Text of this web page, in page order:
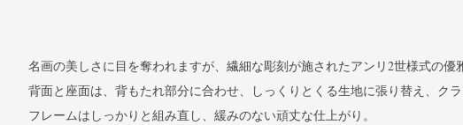
名画の美しさに目を奪われますが、繊細な彫刻が施されたアンリ2世様式の優
背面と座面は、背もたれ部分に合わせ、しっくりとくる生地に張り替え、ク
フレームはしっかりと組み直し、緩みのない頑丈な仕上がり。